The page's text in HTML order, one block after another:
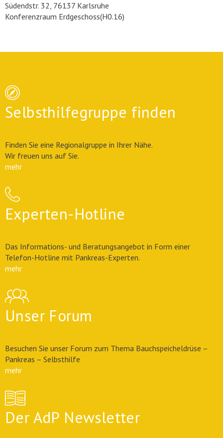
Südendstr. 32, 76137 Karlsruhe
Konferenzraum Erdgeschoss(H0.16)
Selbsthilfegruppe finden
Finden Sie eine Regionalgruppe in Ihrer Nähe.
Wir freuen uns auf Sie.
mehr
Experten-Hotline
Das Informations- und Beratungsangebot in Form einer
Telefon-Hotline mit Pankreas-Experten.
mehr
Unser Forum
Besuchen Sie unser Forum zum Thema Bauchspeicheldrüse –
Pankreas – Selbsthilfe
mehr
Der AdP Newsletter